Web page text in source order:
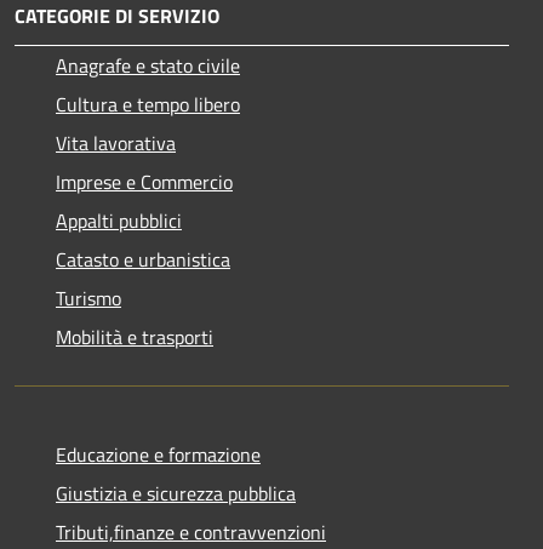
CATEGORIE DI SERVIZIO
Anagrafe e stato civile
Cultura e tempo libero
Vita lavorativa
Imprese e Commercio
Appalti pubblici
Catasto e urbanistica
Turismo
Mobilità e trasporti
Educazione e formazione
Giustizia e sicurezza pubblica
Tributi,finanze e contravvenzioni